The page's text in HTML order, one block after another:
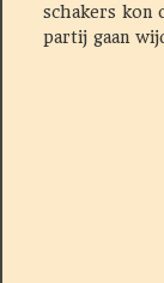
schakers kon
partij gaan